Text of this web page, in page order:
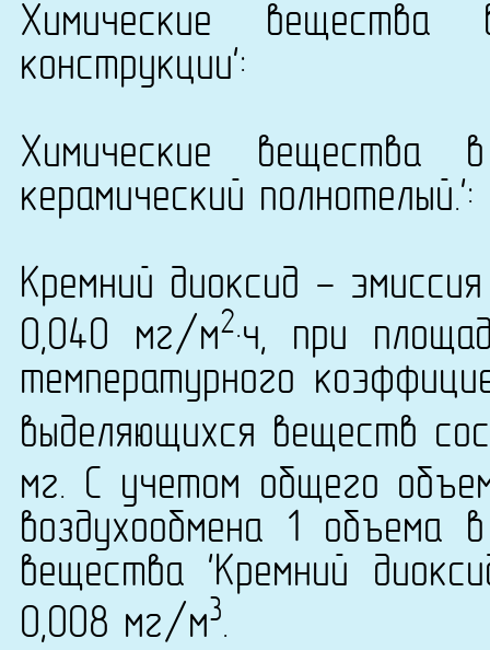
Химические
конструкции':
Химические вещества
керамический полнотелый.':
Кремний диоксид -
0,040 мг/м2·ч, при
температурного
выделяющихся веществ
мг. С учетом общего
воздухообмена 1 объема
вещества 'Кремний
0,008 мг/м3.